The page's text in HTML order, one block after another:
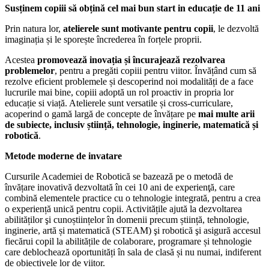
Susținem copiii să obțină cel mai bun start in educație de 11 ani
Prin natura lor, atelierele sunt motivante pentru copii, le dezvoltă
imaginația și le sporește încrederea în forțele proprii.
Acestea promovează inovația și încurajează rezolvarea
problemelor, pentru a pregăti copiii pentru viitor. Învățând cum să
rezolve eficient problemele și descoperind noi modalități de a face
lucrurile mai bine, copiii adoptă un rol proactiv in propria lor
educație si viață. Atelierele sunt versatile și cross-curriculare,
acoperind o gamă largă de concepte de învățare pe mai multe arii
de subiecte, inclusiv știință, tehnologie, inginerie, matematică și
robotică.
Metode moderne de invatare
Cursurile Academiei de Robotică se bazează pe o metodă de
învățare inovativă dezvoltată în cei 10 ani de experienţă, care
combină elementele practice cu o tehnologie integrată, pentru a crea
o experiență unică pentru copii. Activitățile ajută la dezvoltarea
abilităților şi cunoștiințelor în domenii precum știință, tehnologie,
inginerie, artă și matematică (STEAM) şi robotică şi asigură accesul
fiecărui copil la abilitățile de colaborare, programare și tehnologie
care deblochează oportunități în sala de clasă și nu numai, indiferent
de obiectivele lor de viitor.